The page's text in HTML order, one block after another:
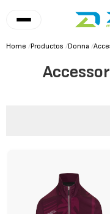
Home /Productos /Donna /